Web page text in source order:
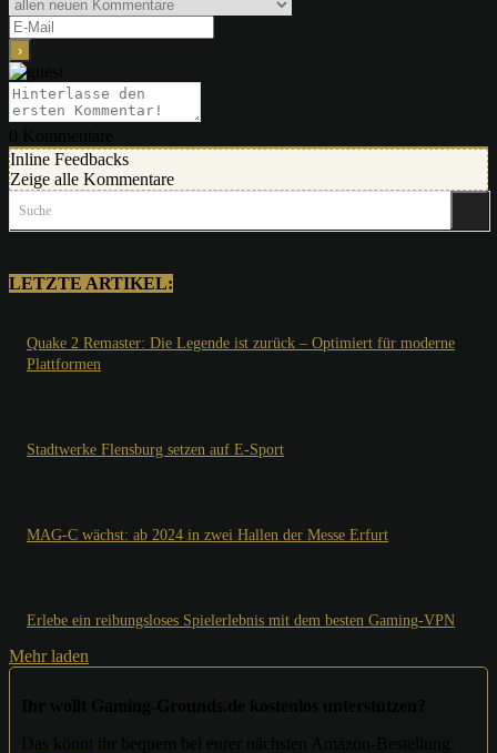
Inline Feedbacks
Zeige alle Kommentare
Suche
LETZTE ARTIKEL:
Quake 2 Remaster: Die Legende ist zurück – Optimiert für moderne
Plattformen
Stadtwerke Flensburg setzen auf E-Sport
MAG-C wächst: ab 2024 in zwei Hallen der Messe Erfurt
Erlebe ein reibungsloses Spielerlebnis mit dem besten Gaming-VPN
Mehr laden